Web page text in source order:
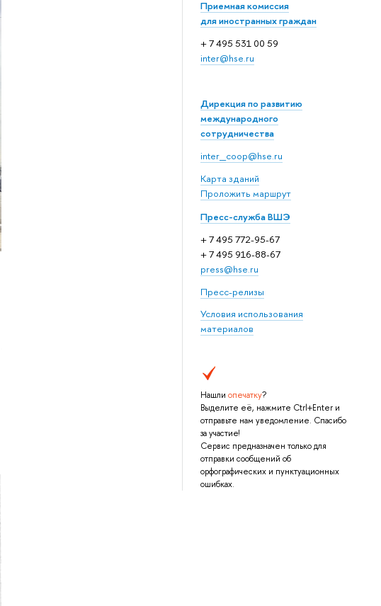
Приемная комиссия
для иностранных граждан
+ 7 495 531 00 59
inter@hse.ru
Дирекция по развитию
международного
сотрудничества
inter_coop@hse.ru
Карта зданий
Проложить маршрут
Пресс-служба ВШЭ
+ 7 495 772-95-67
+ 7 495 916-88-67
press@hse.ru
Пресс-релизы
Условия использования
материалов
Нашли опечатку?
Выделите её, нажмите Ctrl+Enter и
отправьте нам уведомление. Спасибо
за участие!
Сервис предназначен только для
отправки сообщений об
орфографических и пунктуационных
ошибках.